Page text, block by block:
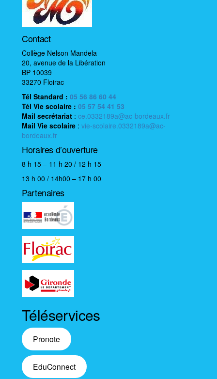
Contact
Collège Nelson Mandela
20, avenue de la Libération
BP 10039
33270 Floirac
Tél Standard : 05 56 86 60 44
Tél Vie scolaire : 05 57 54 41 53
Mail secrétariat : ce.0332189a@ac-bordeaux.fr
Mail Vie scolaire : vie-scolaire.0332189a@ac-
bordeaux.fr
Horaires d’ouverture
8 h 15 – 11 h 20 / 12 h 15
13 h 00 / 14h00 – 17 h 00
Partenaires
Téléservices
Pronote
EduConnect